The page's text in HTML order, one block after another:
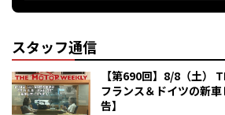
スタッフ通信
【第690回】8/8（土）
フランス＆ドイツの新
告】